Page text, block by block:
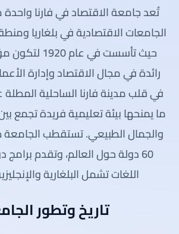
تُعد جامعة الاقتصاد في فارنا
الجامعات الاقتصادية في بلغاريا
حيث تأسست في
رائدة في مجال الاقتصاد وإدارة
في قلب مدينة فارنا الساحلية المطلة
ما يمنحها بيئة تعليمية فريدة تجمع
والجمال الطبيعي. تستقطب الجامعة
60 دولة حول العالم، وتقدم
اللغات تشمل البلغارية
تاريخ وتطور